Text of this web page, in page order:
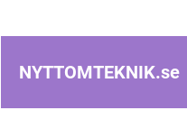
NYTTOMTEKNIK.se